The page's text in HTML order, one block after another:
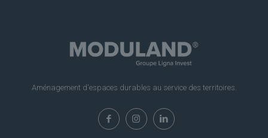
Aménagement d'espaces durables au service des territoires.